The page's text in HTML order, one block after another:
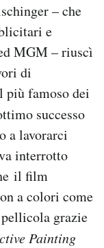
– che
e
MGM – riuscì
di
più famoso dei
successo
a lavorarci
interrotto
il film
a colori come
grazie
Painting